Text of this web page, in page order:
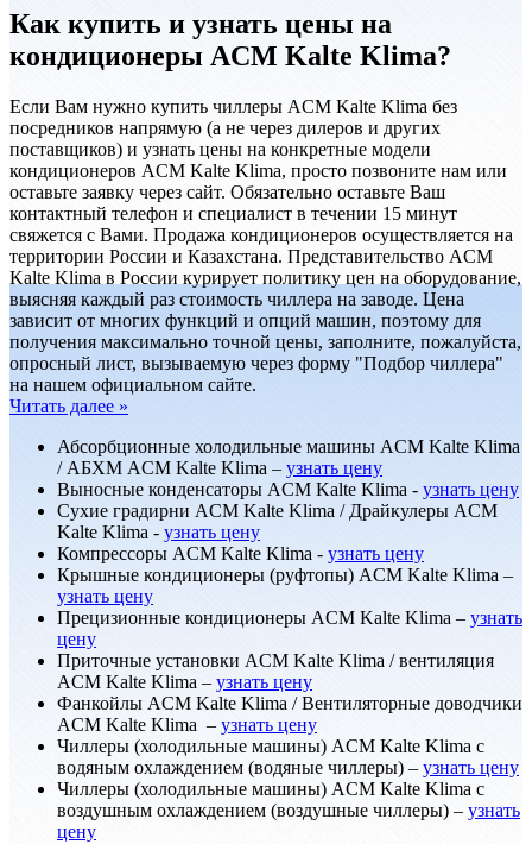
Как купить и узнать цены на
кондиционеры ACM Kalte Klima?
Если Вам нужно купить чиллеры ACM Kalte Klima без
посредников напрямую (а не через дилеров и других
поставщиков) и узнать цены на конкретные модели
кондиционеров ACM Kalte Klima, просто позвоните нам или
оставьте заявку через сайт. Обязательно оставьте Ваш
контактный телефон и специалист в течении 15 минут
свяжется с Вами. Продажа кондиционеров осуществляется на
территории России и Казахстана. Представительство ACM
Kalte Klima в России курирует политику цен на оборудование,
выясняя каждый раз стоимость чиллера на заводе. Цена
зависит от многих функций и опций машин, поэтому для
получения максимально точной цены, заполните, пожалуйста,
опросный лист, вызываемую через форму "Подбор чиллера"
на нашем официальном сайте.
Читать далее »
Абсорбционные холодильные машины ACM Kalte Klima
/ АБХМ ACM Kalte Klima –узнать цену
Выносные конденсаторы ACM Kalte Klima - узнать цену
Сухие градирни ACM Kalte Klima / Драйкулеры ACM
Kalte Klima - узнать цену
Компрессоры ACM Kalte Klima - узнать цену
Крышные кондиционеры (руфтопы) ACM Kalte Klima –
узнать цену
Прецизионные кондиционеры ACM Kalte Klima – узнать
цену
Приточные установки ACM Kalte Klima / вентиляция
ACM Kalte Klima –узнать цену
Фанкойлы ACM Kalte Klima / Вентиляторные доводчики
ACM Kalte Klima –узнать цену
Чиллеры (холодильные машины) ACM Kalte Klima с
водяным охлаждением (водяные чиллеры) –узнать цену
Чиллеры (холодильные машины) ACM Kalte Klima с
воздушным охлаждением (воздушные чиллеры) –узнать
цену